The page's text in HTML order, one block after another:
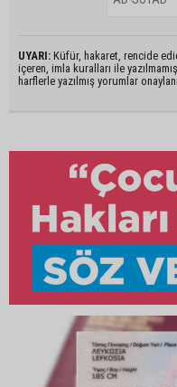
UYARI: Küfür, hakaret, rencide
içeren, imla kuralları ile
harflerle yazılmış yorumlar